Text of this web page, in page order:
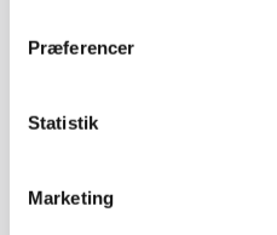
Præferencer
Statistik
Marketing